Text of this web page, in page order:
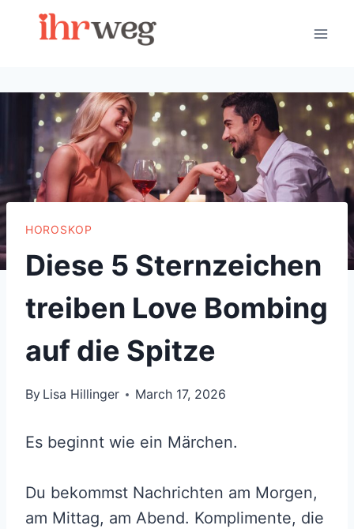
HOROSKOP
Diese 5 Sternzeichen
treiben Love Bombing
auf die Spitze
By Lisa Hillinger March 17, 2026
Es beginnt wie ein Märchen.
Du bekommst Nachrichten am Morgen,
am Mittag, am Abend. Komplimente, die